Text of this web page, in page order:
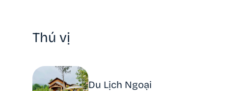
Thú vị
Du Lịch Ngoại